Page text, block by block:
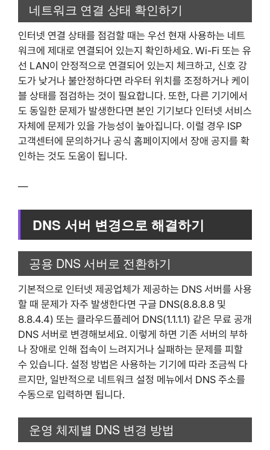
네트워크 연결 상태 확인하기
인터넷 연결 상태를 점검할 때는 우선 현재 사용하는 네트
워크에 제대로 연결되어 있는지 확인하세요. Wi-Fi 또는 유
선 LAN이 안정적으로 연결되어 있는지 체크하고, 신호 강
도가 낮거나 불안정하다면 라우터 위치를 조정하거나 케이
블 상태를 점검하는 것이 필요합니다. 또한, 다른 기기에서
도 동일한 문제가 발생한다면 본인 기기보다 인터넷 서비스
자체에 문제가 있을 가능성이 높아집니다. 이럴 경우 ISP
고객센터에 문의하거나 공식 홈페이지에서 장애 공지를 확
인하는 것도 도움이 됩니다.
—
DNS 서버 변경으로 해결하기
공용 DNS 서버로 전환하기
기본적으로 인터넷 제공업체가 제공하는 DNS 서버를 사용
할 때 문제가 자주 발생한다면 구글 DNS(8.8.8.8 및
8.8.4.4) 또는 클라우드플레어 DNS(1.1.1.1) 같은 무료 공개
DNS 서버로 변경해보세요. 이렇게 하면 기존 서버의 부하
나 장애로 인해 접속이 느려지거나 실패하는 문제를 피할
수 있습니다. 설정 방법은 사용하는 기기에 따라 조금씩 다
르지만, 일반적으로 네트워크 설정 메뉴에서 DNS 주소를
수동으로 입력하면 됩니다.
운영 체제별 DNS 변경 방법